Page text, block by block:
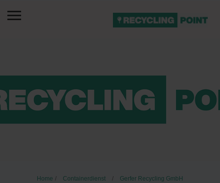
Home Containerdienst Gerfer Recycling GmbH